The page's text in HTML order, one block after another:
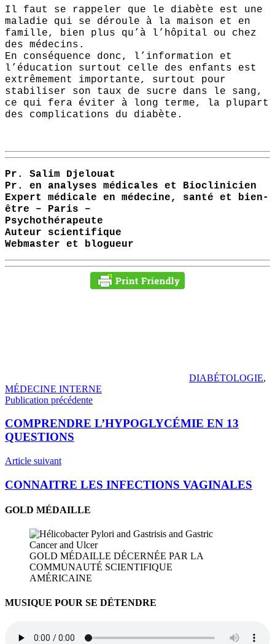
Il faut se rappeler que le diabète est une
maladie qui se déroule à la maison et en
famille, bien plus qu’à l’hôpital ou chez
des médecins.
En conséquence donc, l’information et
l’éducation surtout celle des enfants est
extrêmement importante, surtout pour
stabiliser son taux de sucre dans le sang,
ce qui fera éviter à long terme, la plupart
des complications du diabète.
Pr. Salim Djelouat
Pr. en analyses médicales et Bioclinicien
Expert médicale en médecine, santé et bien-
être – Paris –
Psychothérapeute
Auteur scientifique
Webmaster et blogueur
DIABÉTOLOGIE,
MÉDECINE INTERNE
Navigation
de
l’article
Publication précédente
COMPRENDRE L’HYPOGLYCÉMIE EN 13
QUESTIONS
Article suivant
CONNAITRE LES INFECTIONS VAGINALES
GOLD MÉDAILLE
GOLD MÉDAILLE DÉCERNÉE PAR LA
COMMUNAUTÉ SCIENTIFIQUE
AMÉRICAINE
MUSIQUE POUR SE DÉTENDRE